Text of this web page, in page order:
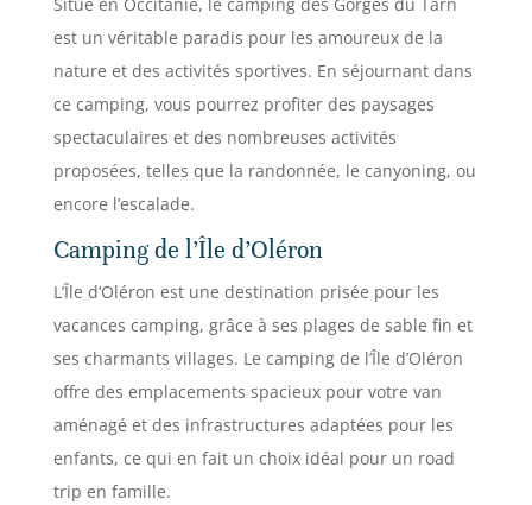
est un véritable paradis pour les amoureux de la
nature et des activités sportives. En séjournant dans
ce camping, vous pourrez profiter des paysages
spectaculaires et des nombreuses activités
proposées, telles que la randonnée, le canyoning, ou
encore l’escalade.
Camping de l’Île d’Oléron
L’Île d’Oléron est une destination prisée pour les
vacances camping, grâce à ses plages de sable fin et
ses charmants villages. Le camping de l’Île d’Oléron
offre des emplacements spacieux pour votre van
aménagé et des infrastructures adaptées pour les
enfants, ce qui en fait un choix idéal pour un road
trip en famille.